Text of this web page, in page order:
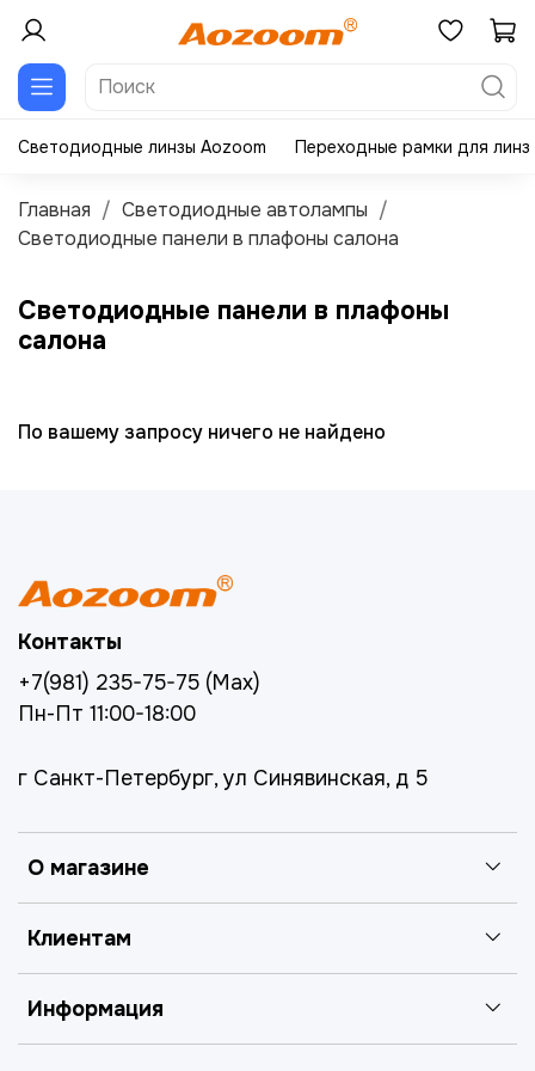
Светодиодные линзы Aozoom Переходные рамки для линз
Главная
Светодиодные автолампы
Светодиодные панели в плафоны салона
Светодиодные панели в плафоны
салона
По вашему запросу ничего не найдено
О магазине
Клиентам
Информация
Контакты
+7(981) 235-75-75 (Max)
Пн-Пт 11:00-18:00
г Санкт-Петербург, ул Синявинская, д 5